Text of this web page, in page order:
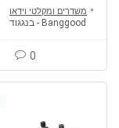
משדרים ומקלטי וידאו
Banggood - בנגגוד
0